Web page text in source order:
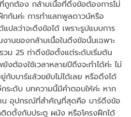
ที่ถูกต้อง กล้ามเนื้อที่ดึงข้อต้องการไม่
กันค่ะ การทำแลทพูลดาวน์หรือ
ปลว่าจะดึงข้อได้ เพราะรูปแบบการ
งานของกล้ามเนื้อในดึงข้อนั้นเฉพาะ
วม 25 ท่าดึงข้อตั้งแต่ระดับเริ่มต้น
ต้องใช้เวลาหลายปีถึงจะทำได้ค่ะ ไม่
บบาร์แล้วขยับไม่ได้เลย หรือดึงได้
ระดับ บทความนี้มีคำตอบให้ค่ะ หาก
น อุปกรณ์ที่สำคัญที่สุดคือ บาร์ดึงข้อ
ดตั้งกับประตู ผนัง หรือโครงฝึกได้